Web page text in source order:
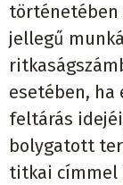
történetében
jellegű
esetében,
feltárás
bolygatott
titkai címmel